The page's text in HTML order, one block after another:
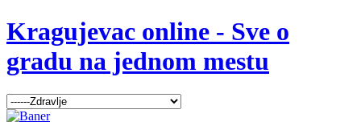
Kragujevac online - Sve o
gradu na jednom mestu